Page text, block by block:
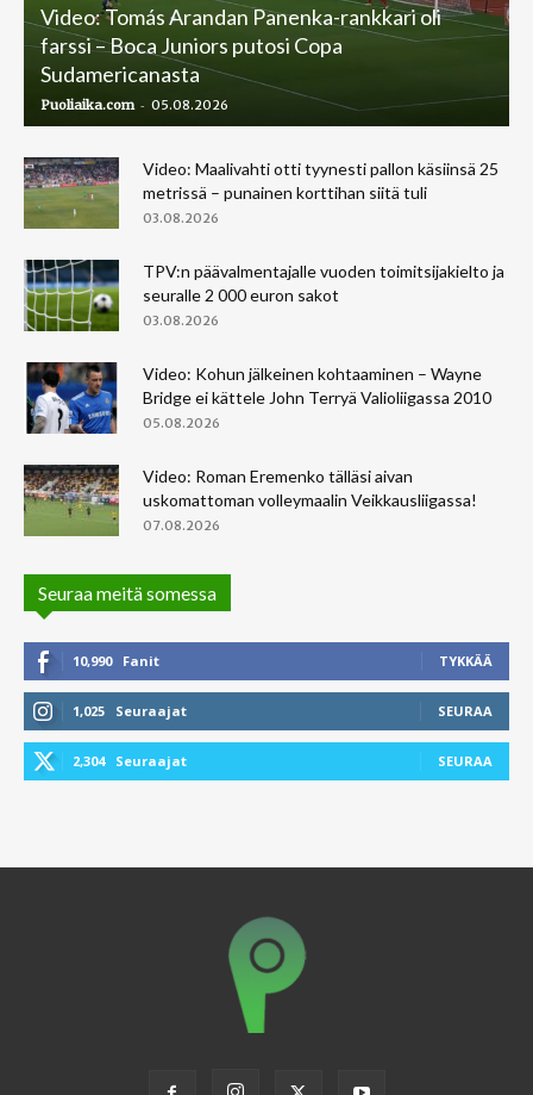
Video: Tomás Arandan Panenka-rankkari oli
farssi – Boca Juniors putosi Copa
Sudamericanasta
Puoliaika.com - 05.08.2026
Video: Maalivahti otti tyynesti pallon käsiinsä 25
metrissä – punainen korttihan siitä tuli
03.08.2026
TPV:n päävalmentajalle vuoden toimitsijakielto ja
seuralle 2 000 euron sakot
03.08.2026
Video: Kohun jälkeinen kohtaaminen – Wayne
Bridge ei kättele John Terryä Valioliigassa 2010
05.08.2026
Video: Roman Eremenko tälläsi aivan
uskomattoman volleymaalin Veikkausliigassa!
07.08.2026
Seuraa meitä somessa
10,990 Fanit TYKKÄÄ
1,025 Seuraajat SEURAA
2,304 Seuraajat SEURAA